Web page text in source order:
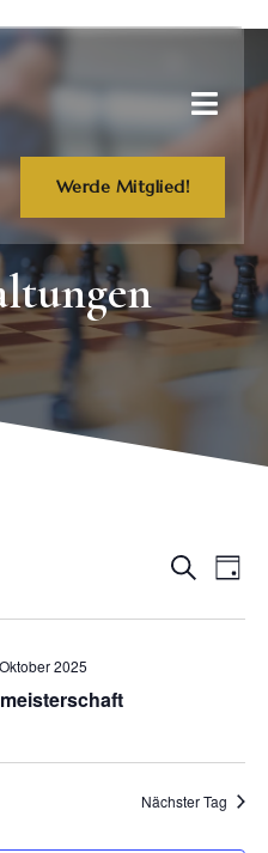
Werde Mitglied!
SucheTag
2025
Nächster Tag